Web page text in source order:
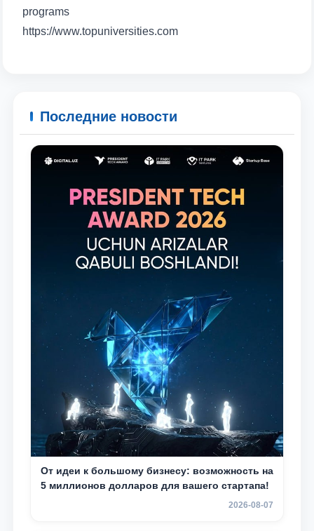
programs
https://www.topuniversities.com
Последние новости
От идеи к большому бизнесу: возможность на
5 миллионов долларов для вашего стартапа!
2026-08-07